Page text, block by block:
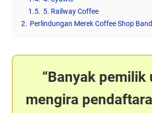
1.5. 5. Railway Coffee
2. Perlindungan Merek Coffee Shop
Banyak pemilik
mengira